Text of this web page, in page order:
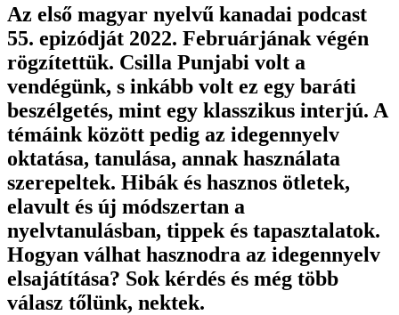
Az első magyar nyelvű kanadai podcast
55. epizódját 2022. Februárjának végén
rögzítettük. Csilla Punjabi volt a
vendégünk, s inkább volt ez egy baráti
beszélgetés, mint egy klasszikus interjú. A
témáink között pedig az idegennyelv
oktatása, tanulása, annak használata
szerepeltek. Hibák és hasznos ötletek,
elavult és új módszertan a
nyelvtanulásban, tippek és tapasztalatok.
Hogyan válhat hasznodra az idegennyelv
elsajátítása? Sok kérdés és még több
válasz tőlünk, nektek.